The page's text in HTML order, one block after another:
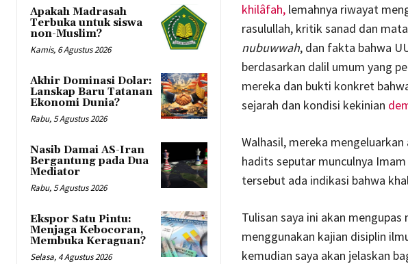
Apakah Madrasah
Terbuka untuk siswa
non-Muslim?
Kamis, 6 Agustus 2026
Akhir Dominasi Dolar:
Lanskap Baru Tatanan
Ekonomi Dunia?
Rabu, 5 Agustus 2026
Nasib Damai AS-Iran
Bergantung pada Dua
Mediator
Rabu, 5 Agustus 2026
Ekspor Satu Pintu:
Menjaga Kebocoran,
Membuka Keraguan?
Selasa, 4 Agustus 2026
khilâfah, lemahnya riwayat
rasulullah, kritik sanad dan
nubuwwah, dan fakta bahwa
berdasarkan dalil umum yang
mereka dan bukti konkret
sejarah dan kondisi kekinian
Walhasil, mereka
hadits seputar munculnya
tersebut ada indikasi bahwa
Tulisan saya ini akan
menggunakan kajian disiplin
kemudian saya akan jelaskan